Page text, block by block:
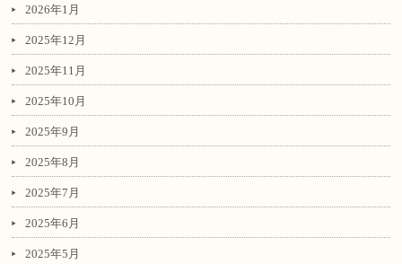
2026年1月
2025年12月
2025年11月
2025年10月
2025年9月
2025年8月
2025年7月
2025年6月
2025年5月